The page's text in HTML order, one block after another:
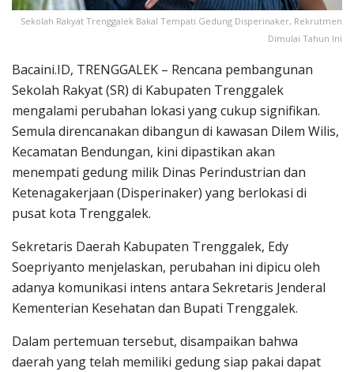
Sekolah Rakyat Trenggalek Bakal Tempati Gedung Disperinaker, Rekrutmen
Dimulai Tahun Ini
Bacaini.ID, TRENGGALEK – Rencana pembangunan
Sekolah Rakyat (SR) di Kabupaten Trenggalek
mengalami perubahan lokasi yang cukup signifikan.
Semula direncanakan dibangun di kawasan Dilem Wilis,
Kecamatan Bendungan, kini dipastikan akan
menempati gedung milik Dinas Perindustrian dan
Ketenagakerjaan (Disperinaker) yang berlokasi di
pusat kota Trenggalek.
Sekretaris Daerah Kabupaten Trenggalek, Edy
Soepriyanto menjelaskan, perubahan ini dipicu oleh
adanya komunikasi intens antara Sekretaris Jenderal
Kementerian Kesehatan dan Bupati Trenggalek.
Dalam pertemuan tersebut, disampaikan bahwa
daerah yang telah memiliki gedung siap pakai dapat